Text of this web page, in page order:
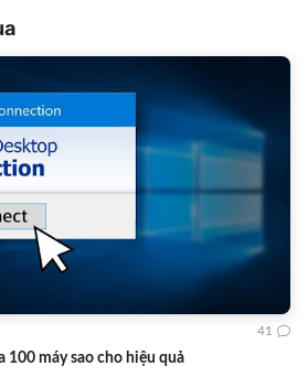
máy sao cho hiệu quả
41